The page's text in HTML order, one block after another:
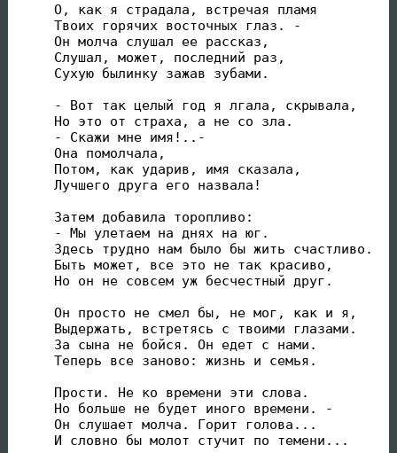
О, как я страдала, встречая пламя
Твоих горячих восточных глаз. -
Он молча слушал ее рассказ,
Слушал, может, последний раз,
Сухую былинку зажав зубами.
- Вот так целый год я лгала, скрывала,
Но это от страха, а не со зла.
- Скажи мне имя!..-
Она помолчала,
Потом, как ударив, имя сказала,
Лучшего друга его назвала!
Затем добавила торопливо:
- Мы улетаем на днях на юг.
Здесь трудно нам было бы жить счастливо.
Быть может, все это не так красиво,
Но он не совсем уж бесчестный друг.
Он просто не смел бы, не мог, как и я,
Выдержать, встретясь с твоими глазами.
За сына не бойся. Он едет с нами.
Теперь все заново: жизнь и семья.
Прости. Не ко времени эти слова.
Но больше не будет иного времени. -
Он слушает молча. Горит голова...
И словно бы молот стучит по темени...